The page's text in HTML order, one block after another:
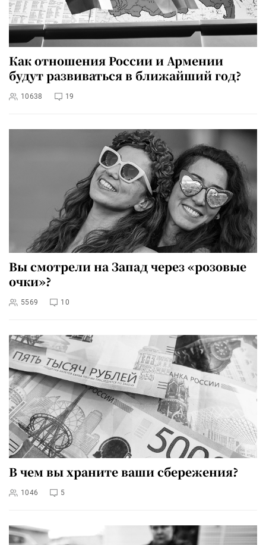
Как отношения России и Армении
будут развиваться в ближайший год?
10638 19
Вы смотрели на Запад через «розовые
очки»?
5569 10
В чем вы храните ваши сбережения?
1046 5